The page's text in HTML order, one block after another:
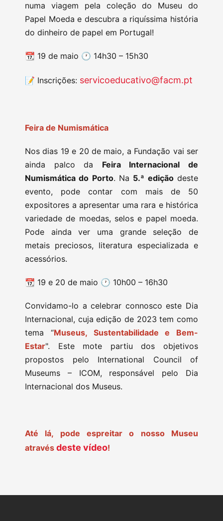
numa viagem pela coleção do Museu do
Papel Moeda e descubra a riquíssima história
do dinheiro de papel em Portugal!
📆 19 de maio 🕐 14h30 – 15h30
📝 Inscrições: servicoeducativo@facm.pt
Feira de Numismática
Nos dias 19 e 20 de maio, a Fundação vai ser
ainda palco da Feira Internacional de
Numismática do Porto. Na 5.ª ediçãodeste
evento, pode contar com mais de 50
expositores a apresentar uma rara e histórica
variedade de moedas, selos e papel moeda.
Pode ainda ver uma grande seleção de
metais preciosos, literatura especializada e
acessórios.
📆 19 e 20 de maio 🕐 10h00 – 16h30
Convidamo-lo a celebrar connosco este Dia
Internacional, cuja edição de 2023 tem como
tema “Museus, Sustentabilidade e Bem-
Estar". Este mote partiu dos objetivos
propostos pelo International Council of
Museums – ICOM, responsável pelo Dia
Internacional dos Museus.
Até lá, pode espreitar o nosso Museu
através deste vídeo!